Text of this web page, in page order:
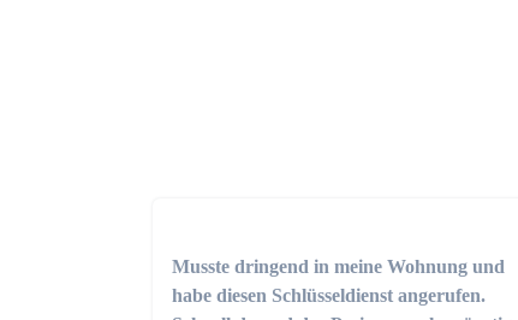
Musste dringend in meine Wohnung und
habe diesen Schlüsseldienst angerufen.